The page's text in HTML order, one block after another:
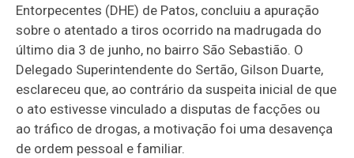
Entorpecentes (DHE) de Patos, concluiu a apuração
sobre o atentado a tiros ocorrido na madrugada do
último dia 3 de junho, no bairro São Sebastião. O
Delegado Superintendente do Sertão, Gilson Duarte,
esclareceu que, ao contrário da suspeita inicial de que
o ato estivesse vinculado a disputas de facções ou
ao tráfico de drogas, a motivação foi uma desavença
de ordem pessoal e familiar.